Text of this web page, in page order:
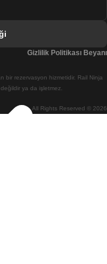
Treni All Rights Reserved © 2026
bir rezervasyon hizmetidir. Rail Ninja
ya da işletmez.
Gizlilik Politikası Beyanı